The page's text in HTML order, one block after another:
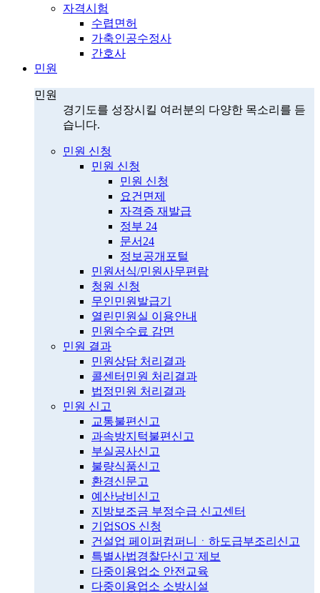
자격시험
수렵면허
가축인공수정사
간호사
민원
민원
경기도를 성장시킬 여러분의 다양한 목소리를 듣
습니다.
민원 신청
민원 신청
민원 신청
요건면제
자격증 재발급
정부 24
문서24
정보공개포털
민원서식/민원사무편람
청원 신청
무인민원발급기
열린민원실 이용안내
민원수수료 감면
민원 결과
민원상담 처리결과
콜센터민원 처리결과
법정민원 처리결과
민원 신고
교통불편신고
과속방지턱불편신고
부실공사신고
불량식품신고
환경신문고
예산낭비신고
지방보조금 부정수급 신고센터
기업SOS 신청
건설업 페이퍼컴퍼니ㆍ하도급부조리신고
특별사법경찰단신고˙제보
다중이용업소 안전교육
다중이용업소 소방시설